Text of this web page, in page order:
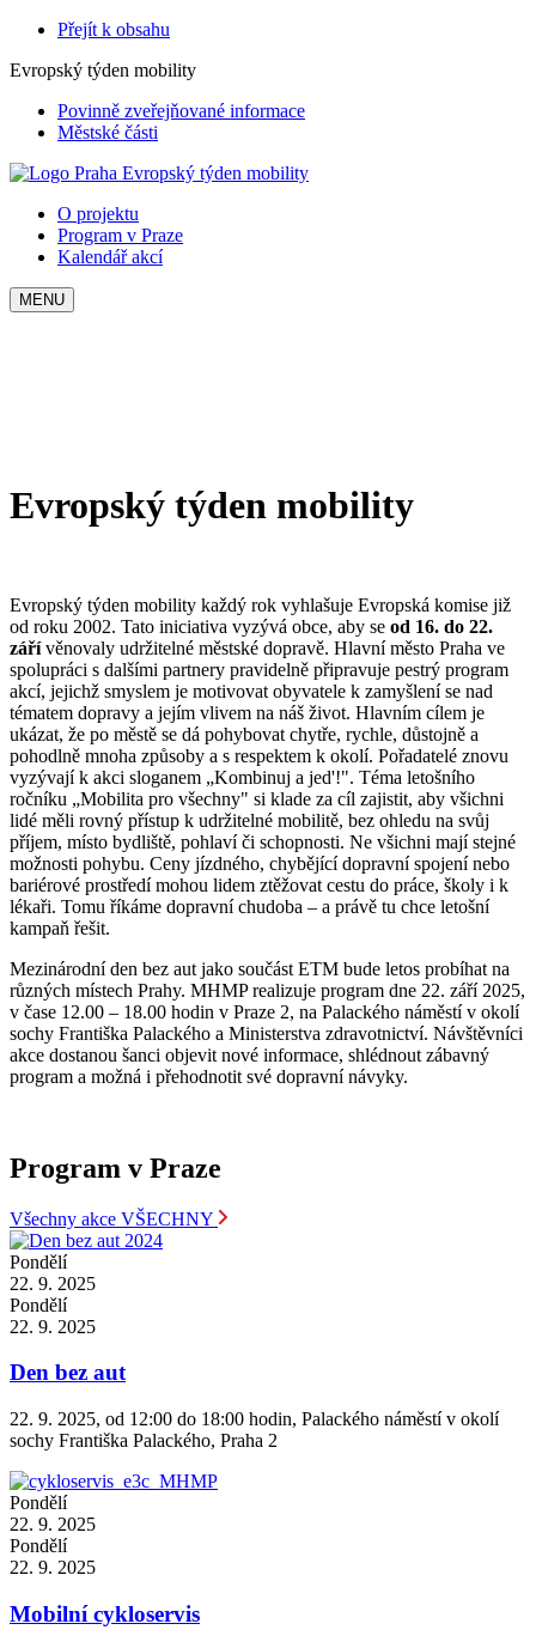
Přejít k obsahu
Evropský týden mobility
Povinně zveřejňované informace
Městské části
Evropský týden mobility
O projektu
Program v Praze
Kalendář akcí
MENU
Evropský týden mobility
Evropský týden mobility každý rok vyhlašuje Evropská komise již
od roku 2002. Tato iniciativa vyzývá obce, aby se od 16. do 22.
zářívěnovaly udržitelné městské dopravě. Hlavní město Praha ve
spolupráci s dalšími partnery pravidelně připravuje pestrý program
akcí, jejichž smyslem je motivovat obyvatele k zamyšlení se nad
tématem dopravy a jejím vlivem na náš život. Hlavním cílem je
ukázat, že po městě se dá pohybovat chytře, rychle, důstojně a
pohodlně mnoha způsoby a s respektem k okolí. Pořadatelé znovu
vyzývají k akci sloganem „Kombinuj a jed'!". Téma letošního
ročníku „Mobilita pro všechny" si klade za cíl zajistit, aby všichni
lidé měli rovný přístup k udržitelné mobilitě, bez ohledu na svůj
příjem, místo bydliště, pohlaví či schopnosti. Ne všichni mají stejné
možnosti pohybu. Ceny jízdného, chybějící dopravní spojení nebo
bariérové prostředí mohou lidem ztěžovat cestu do práce, školy i k
lékaři. Tomu říkáme dopravní chudoba – a právě tu chce letošní
kampaň řešit.
Mezinárodní den bez aut jako součást ETM bude letos probíhat na
různých místech Prahy. MHMP realizuje program dne 22. září 2025,
v čase 12.00 – 18.00 hodin v Praze 2, na Palackého náměstí v okolí
sochy Františka Palackého a Ministerstva zdravotnictví. Návštěvníci
akce dostanou šanci objevit nové informace, shlédnout zábavný
program a možná i přehodnotit své dopravní návyky.
Program v Praze
Všechny akce VŠECHNY
Pondělí
22. 9. 2025
Pondělí
22. 9. 2025
Den bez aut
22. 9. 2025, od 12:00 do 18:00 hodin, Palackého náměstí v okolí
sochy Františka Palackého, Praha 2
Pondělí
22. 9. 2025
Pondělí
22. 9. 2025
Mobilní cykloservis